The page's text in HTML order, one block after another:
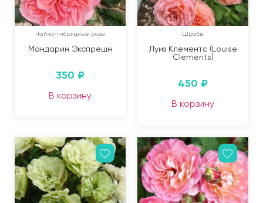
Чайно-гибридные розы
Мандарин Экспрешн
350 ₽
В корзину
Шрабы
Луиз Клементс (Louise
Clements)
450 ₽
В корзину